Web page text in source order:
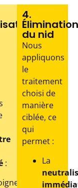
:
4.
Élimination
du nid
Nous
appliquons
le
traitement
choisi de
manière
ciblée, ce
qui
permet :
La